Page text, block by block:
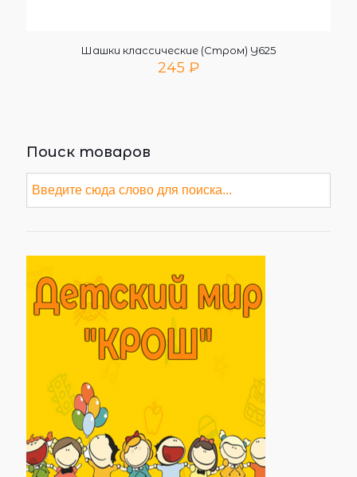
Шашки классические (Стром) У625
245 ₽
Поиск товаров